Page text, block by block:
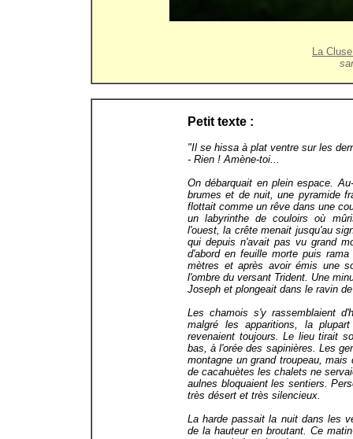
La
Petit texte :
"Il se hissa à plat ventre sur les
- Rien ! Amène-toi...
On débarquait en plein espace.
brumes et de nuit, une pyramide
flottait comme un rêve dans une
un labyrinthe de couloirs où
l'ouest, la crête menait jusqu'au
qui depuis n'avait pas vu grand
d'abord en feuille morte puis
mètres et après avoir émis une
l'ombre du versant Trident. Une
Joseph et plongeait dans le ravin
Les chamois s'y rassemblaient
malgré les apparitions, la
revenaient toujours. Le lieu tirait
bas, à l'orée des sapinières. Les
montagne un grand troupeau,
de cacahuètes les chalets ne
aulnes bloquaient les sentiers.
très désert et très silencieux.
La harde passait la nuit dans les
de la hauteur en broutant. Ce